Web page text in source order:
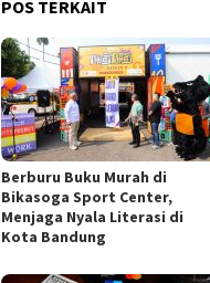
POS TERKAIT
Berburu Buku Murah di
Bikasoga Sport Center,
Menjaga Nyala Literasi di
Kota Bandung